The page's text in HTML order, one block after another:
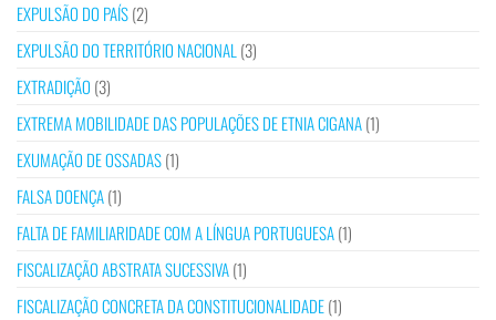
EXPULSÃO DO PAÍS(2)
EXPULSÃO DO TERRITÓRIO NACIONAL (3)
EXTRADIÇÃO (3)
EXTREMA MOBILIDADE DAS POPULAÇÕES DE ETNIA CIGANA(1)
EXUMAÇÃO DE OSSADAS(1)
FALSA DOENÇA(1)
FALTA DE FAMILIARIDADE COM A LÍNGUA PORTUGUESA(1)
FISCALIZAÇÃO ABSTRATA SUCESSIVA(1)
FISCALIZAÇÃO CONCRETA DA CONSTITUCIONALIDADE(1)